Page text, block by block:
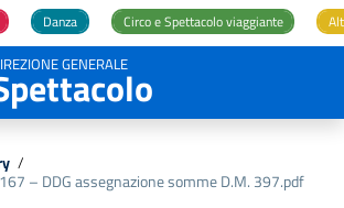
Danza Circo e Spettacolo viaggiante
la navigazione
GENERALE
/
– DDG assegnazione somme D.M. 397.pdf